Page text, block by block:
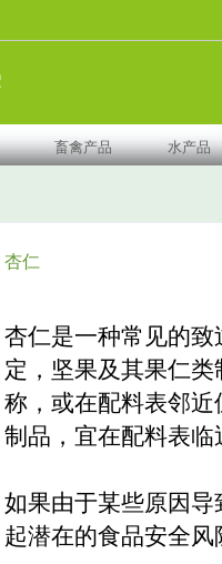
畜禽产品 水产品
杏仁
杏仁是一种常见的
定，坚果及其果仁
称，或在配料表邻
制品，宜在配料表
如果由于某些原因
起潜在的食品安全